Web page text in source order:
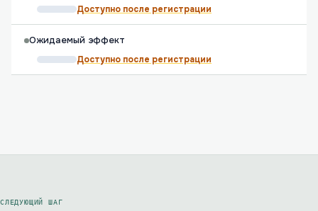
Доступно после регистрации
Ожидаемый эффект
Доступно после регистрации
СЛЕДУЮЩИЙ ШАГ